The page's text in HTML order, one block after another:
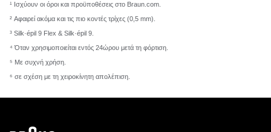
¹ Ισχύουν οι όροι και προϋποθέσεις στο Braun.com.
² Αφαιρεί ακόμα και τις πιο κοντές τρίχες (0,5 mm).
³ Silk·épil 9 Flex & Silk·épil 9.
⁴ Όταν χρησιμοποιείται εντός 24ώρου μετά τη φόρτιση.
⁵ Με συχνή χρήση.
⁶ σε σχέση με τη χειροκίνητη απολέπιση.